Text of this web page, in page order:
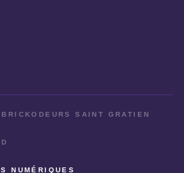
BRICKODEURS SAINT GRATIEN
NUMÉRIQUES